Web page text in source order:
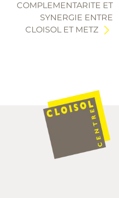
COMPLEMENTARITE ET
SYNERGIE ENTRE
CLOISOL ET METZ